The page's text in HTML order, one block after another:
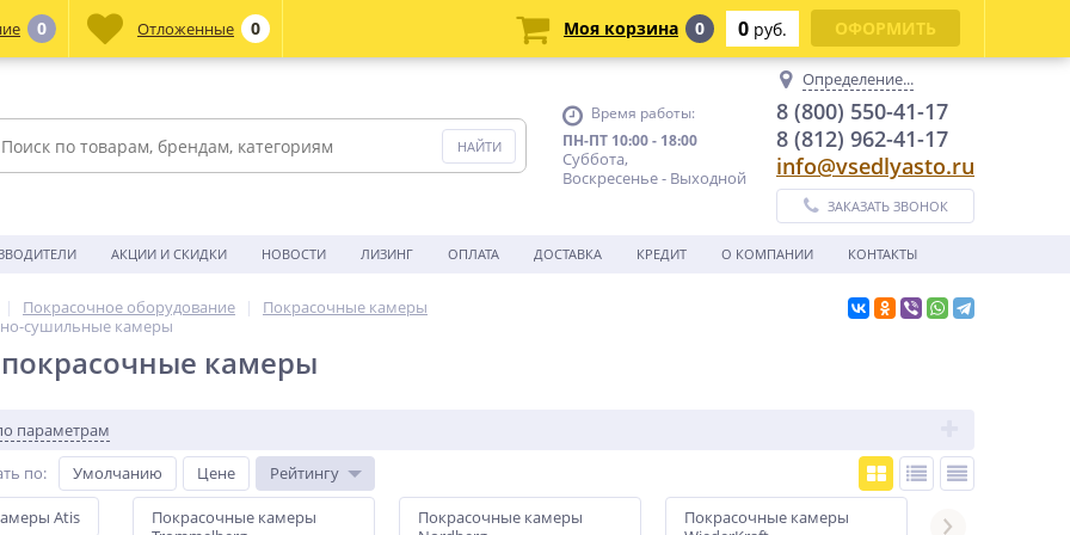
Время работы:
ПН-ПТ 10:00 - 18:00
Суббота,
Воскресенье - Выходной
Определение...
8 (800) 550-41-17
8 (812) 962-41-17
info@vsedlyasto.ru
ЗАКАЗАТЬ ЗВОНОК
АКЦИИ И СКИДКИ НОВОСТИ ЛИЗИНГ ОПЛАТА ДОСТАВКА КРЕДИТ О КОМПАНИИ КОНТАКТЫ
Покрасочное оборудование
Покрасочные камеры
сушильные камеры
камеры
параметрам
по: Умолчанию Цене Рейтингу
Atis
Покрасочные камеры
Покрасочные камеры
Покрасочные камеры
0 Отложенные 0 Моя корзина 0 0 руб. ОФОРМИТЬ